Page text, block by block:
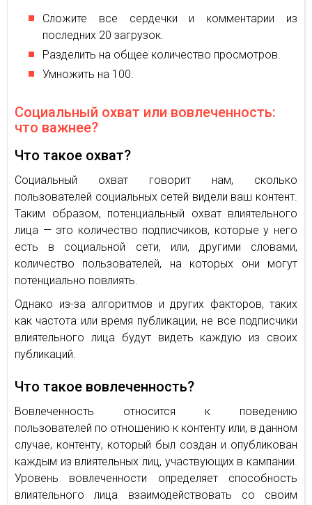
Сложите все сердечки и комментарии из
последних 20 загрузок.
Разделить на общее количество просмотров.
Умножить на 100.
Социальный охват или вовлеченность:
что важнее?
Что такое охват?
Социальный охват говорит нам, сколько
пользователей социальных сетей видели ваш контент.
Таким образом, потенциальный охват влиятельного
лица — это количество подписчиков, которые у него
есть в социальной сети, или, другими словами,
количество пользователей, на которых они могут
потенциально повлиять.
Однако из-за алгоритмов и других факторов, таких
как частота или время публикации, не все подписчики
влиятельного лица будут видеть каждую из своих
публикаций.
Что такое вовлеченность?
Вовлеченность относится к поведению
пользователей по отношению к контенту или, в данном
случае, контенту, который был создан и опубликован
каждым из влиятельных лиц, участвующих в кампании.
Уровень вовлеченности определяет способность
влиятельного лица взаимодействовать со своим